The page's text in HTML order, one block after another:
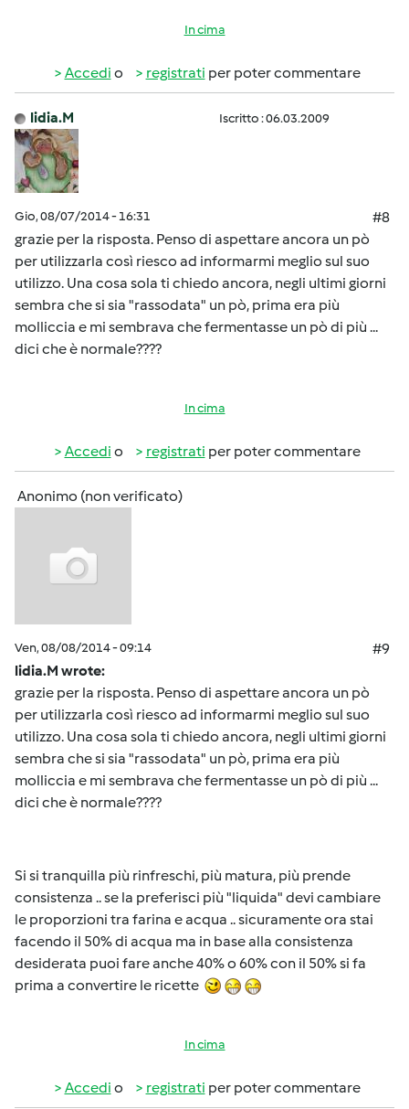
In cima
Accedi o registrati per poter commentare
lidia.M Iscritto : 06.03.2009
Gio, 08/07/2014 - 16:31
#8
grazie per la risposta. Penso di aspettare ancora un pò
per utilizzarla così riesco ad informarmi meglio sul suo
utilizzo. Una cosa sola ti chiedo ancora, negli ultimi giorni
sembra che si sia "rassodata" un pò, prima era più
molliccia e mi sembrava che fermentasse un pò di più ...
dici che è normale????
In cima
Accedi o registrati per poter commentare
Anonimo (non verificato)
Ven, 08/08/2014 - 09:14
#9
lidia.M wrote:
grazie per la risposta. Penso di aspettare ancora un pò
per utilizzarla così riesco ad informarmi meglio sul suo
utilizzo. Una cosa sola ti chiedo ancora, negli ultimi giorni
sembra che si sia "rassodata" un pò, prima era più
molliccia e mi sembrava che fermentasse un pò di più ...
dici che è normale????
Si si tranquilla più rinfreschi, più matura, più prende
consistenza .. se la preferisci più "liquida" devi cambiare
le proporzioni tra farina e acqua .. sicuramente ora stai
facendo il 50% di acqua ma in base alla consistenza
desiderata puoi fare anche 40% o 60% con il 50% si fa
prima a convertire le ricette
In cima
Accedi o registrati per poter commentare